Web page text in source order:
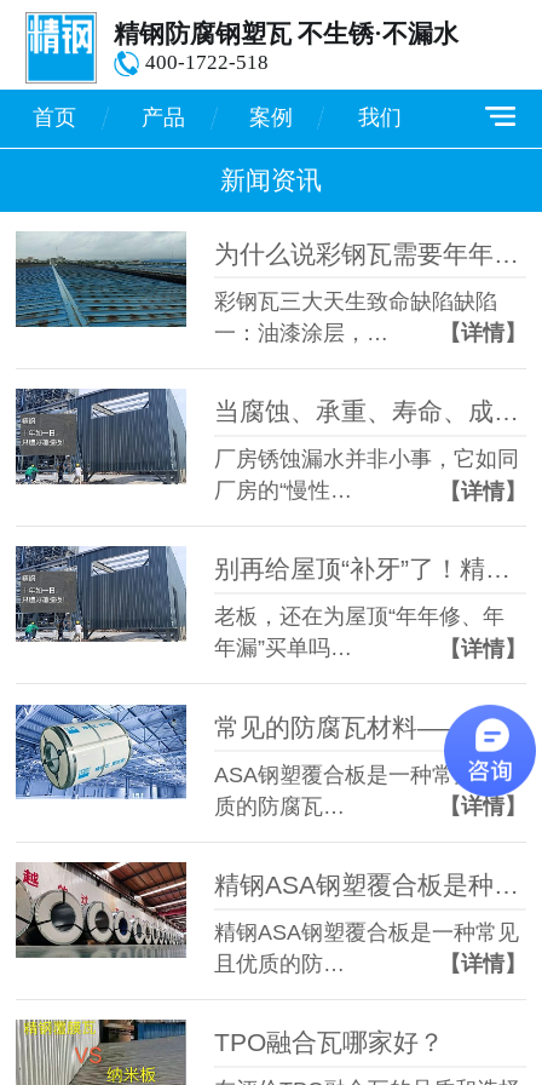
精钢防腐钢塑瓦 不生锈·不漏水
400-1722-518
首页 产品 案例 我们
新闻资讯
为什么说彩钢瓦需要年年修、年年换，但还是解决不了根本问题？
彩钢瓦三大天生致命缺陷缺陷
一：油漆涂层，…
【详情】
当腐蚀、承重、寿命、成本成为必选项： 精钢防腐钢塑板为何是“最优解”而非“妥协方案”
厂房锈蚀漏水并非小事，它如同
厂房的“慢性…
【详情】
别再给屋顶“补牙”了！精钢防腐钢塑板——一次安装，10年不锈不补！
老板，还在为屋顶“年年修、年
年漏”买单吗…
【详情】
常见的防腐瓦材料——ASA塑钢覆合板
ASA钢塑覆合板是一种常见且优
质的防腐瓦…
【详情】
精钢ASA钢塑覆合板是种什么样的防腐瓦？
精钢ASA钢塑覆合板是一种常见
且优质的防…
【详情】
TPO融合瓦哪家好？